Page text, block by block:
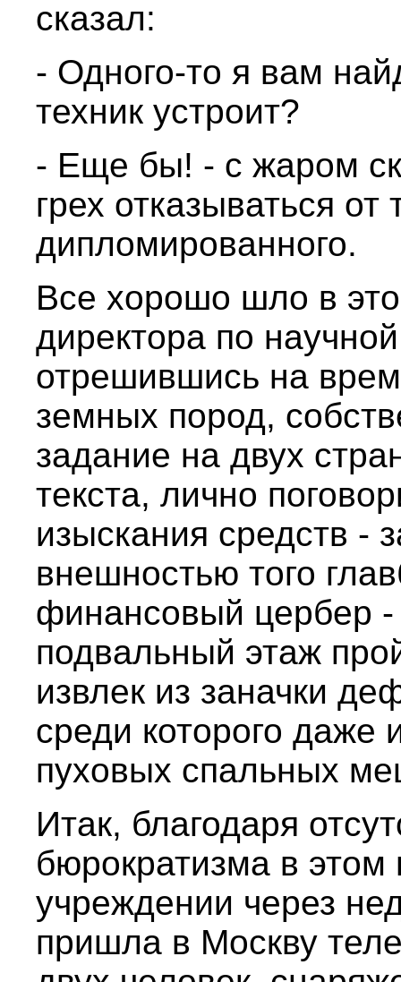
сказал:
- Одного-то я вам
техник устроит?
- Еще бы! - с жаром
грех отказываться
дипломированного.
Все хорошо шло в
директора по
отрешившись на
земных пород,
задание на двух
текста, лично
изыскания средств -
внешностью того
финансовый цербер -
подвальный этаж
извлек из заначки
среди которого даже
пуховых спальных
Итак, благодаря
бюрократизма в этом
учреждении через
пришла в Москву